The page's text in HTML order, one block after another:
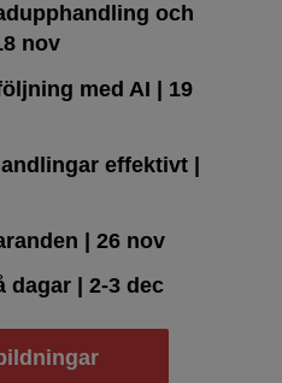
och
nov
med AI | 19
effektivt |
| 26 nov
dagar | 2-3 dec